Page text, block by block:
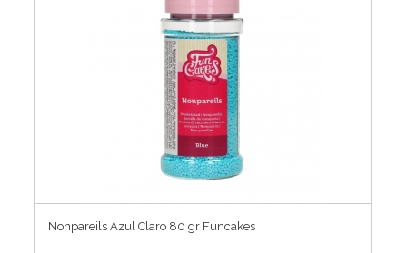
Nonpareils Azul Claro 80 gr Funcakes